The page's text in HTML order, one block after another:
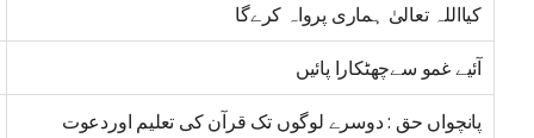
کیااللہ تعالیٰ ہماری پرواہ کرےگا
آئیے غمو سےچھٹکارا پائیں
پانچواں حق : دوسرے لوگوں تک قرآن کی تعلیم اوردعوت